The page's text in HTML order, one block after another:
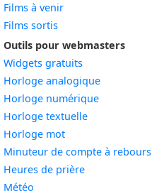
Films à venir
Films sortis
Outils pour webmasters
Widgets gratuits
Horloge analogiqueWidget
Horloge numériqueWidget
Horloge textuelleWidget
Horloge motWidget
Minuteur de compte à rebours
Heures de prièreWidget
Météo